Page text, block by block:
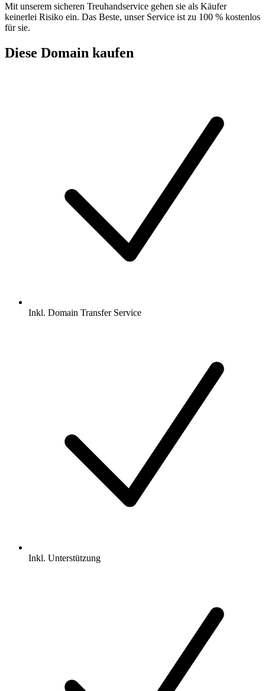
Mit unserem sicheren Treuhandservice gehen sie als Käufer
keinerlei Risiko ein. Das Beste, unser Service ist zu 100 % kostenlos
für sie.
Diese Domain kaufen
Inkl. Domain Transfer Service
Inkl. Unterstützung